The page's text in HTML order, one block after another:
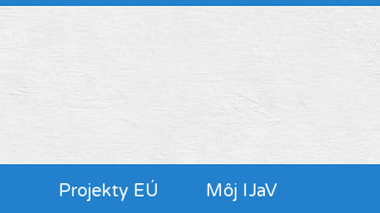
Projekty EÚ Môj IJaV